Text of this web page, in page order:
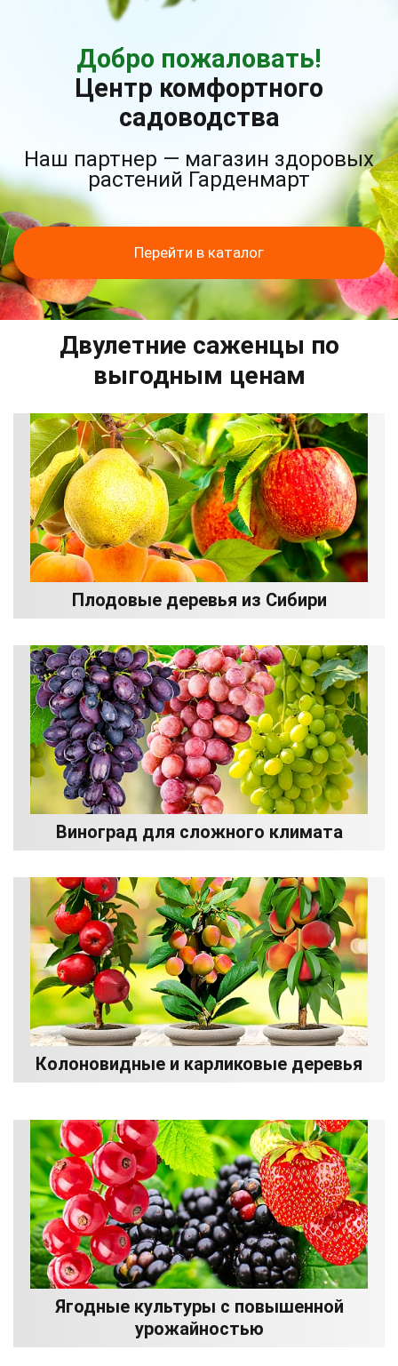
Добро пожаловать!
Центр комфортного
садоводства
Наш партнер — магазин здоровых
растений Гарденмарт
Перейти в каталог
Двулетние саженцы по
выгодным ценам
Плодовые деревья из Сибири
Виноград для сложного климата
Колоновидные и карликовые деревья
Ягодные культуры с повышенной
урожайностью